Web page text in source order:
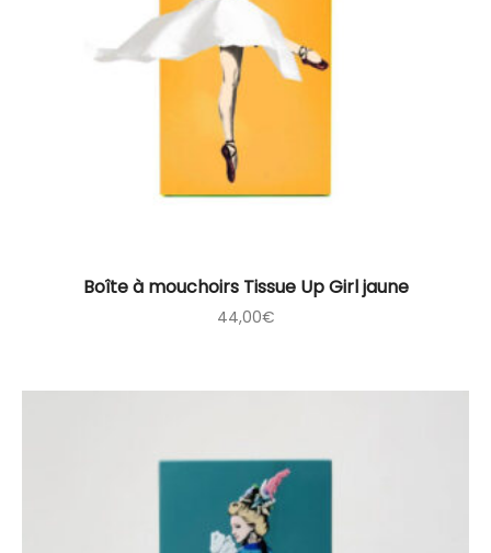
Boîte à mouchoirs Tissue Up Girl jaune
44,00€